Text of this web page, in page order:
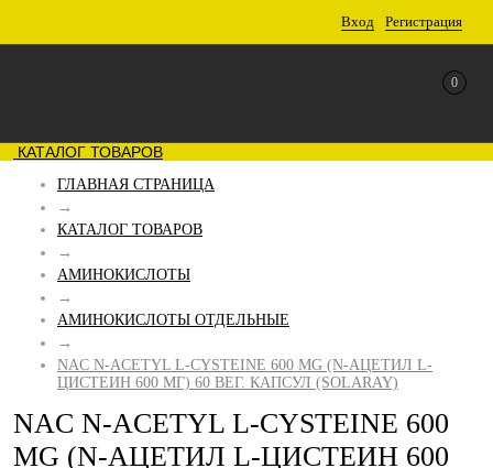
Вход Регистрация
0
КАТАЛОГ ТОВАРОВ
ГЛАВНАЯ СТРАНИЦА
→
КАТАЛОГ ТОВАРОВ
→
АМИНОКИСЛОТЫ
→
АМИНОКИСЛОТЫ ОТДЕЛЬНЫЕ
→
NAC N-ACETYL L-CYSTEINE 600 MG (N-АЦЕТИЛ L-
ЦИСТЕИН 600 МГ) 60 ВЕГ. КАПСУЛ (SOLARAY)
NAC N-ACETYL L-CYSTEINE 600
MG (N-АЦЕТИЛ L-ЦИСТЕИН 600